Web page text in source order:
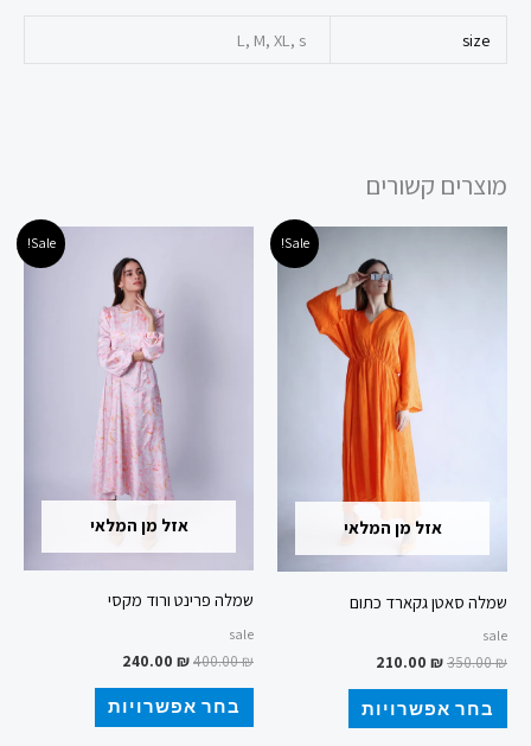
size
L, M, XL, s
מוצרים קשורים
Sale!
אזל מן המלאי
שמלה סאטן גקארד כתום
sale
350.00₪
210.00 ₪
הנוכחי
הוא:
210.00 ₪.
בחר אפשרויות
למוצר
זה
יש
מספר
סוגים.
ניתן
לבחור
את
האפשרויות
בעמוד
המוצר
Sale!
אזל מן המלאי
שמלה פרינט ורוד מקסי
sale
400.00₪
400.00 ₪.
240.00 ₪
הנוכחי
הוא:
240.00 ₪.
בחר אפשרויות
למוצר
האפשרויות
בעמוד